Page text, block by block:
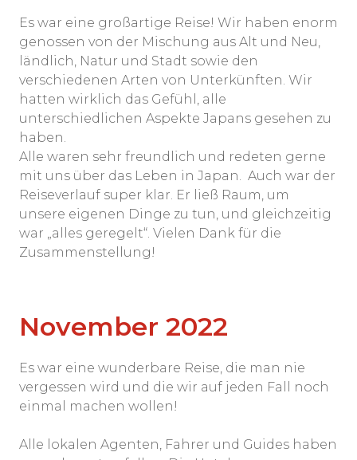
Es war eine großartige Reise! Wir haben enorm
genossen von der Mischung aus Alt und Neu,
ländlich, Natur und Stadt sowie den
verschiedenen Arten von Unterkünften. Wir
hatten wirklich das Gefühl, alle
unterschiedlichen Aspekte Japans gesehen zu
haben.
Alle waren sehr freundlich und redeten gerne
mit uns über das Leben in Japan. Auch war der
Reiseverlauf super klar. Er ließ Raum, um
unsere eigenen Dinge zu tun, und gleichzeitig
war „alles geregelt“. Vielen Dank für die
Zusammenstellung!
November 2022
Es war eine wunderbare Reise, die man nie
vergessen wird und die wir auf jeden Fall noch
einmal machen wollen!
Alle lokalen Agenten, Fahrer und Guides haben